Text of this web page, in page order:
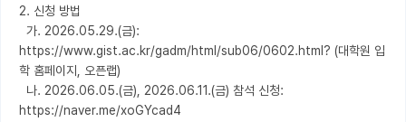
2. 신청 방법
https://www.gist.ac.kr/gadm/html/sub06/0602.html? (대학원 입
학 홈페이지, 오픈랩)
https://naver.me/xoGYcad4